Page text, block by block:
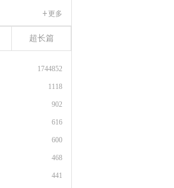
更多
超长篇
1744852
1118
902
616
600
468
441